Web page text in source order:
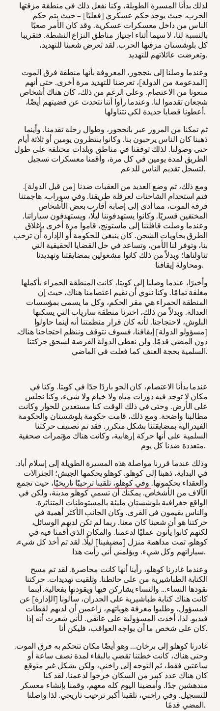
لذلك بدأنا المسيرة الطويلة، وكنا نفعل ذلك في منطقة مزقتها
الحرب، حيث يوجد حكم عسكري [فعليًا] – حيث يتم حكم
الناس من داخل معسكرات عسكرية. وقد كان الأمر صعبًا
بالنسبة لنا، لا سيما أثناء اجتياز مناطق النزاع النشطة. فتقريبا
كل بلوشستان مزقتها الحرب. لقد تعرض شعبنا للتهديد،
وتعرضت عائلاتهم للتهديد.
وعندما وصلنا إلى بنججور، المعروفة بأنها منطقة فرق الموت
[المدعومة من الدولة]، تعرضنا للتهديد مرة أخرى. حتى أنهم
منعونا من الاعتصام. وعلى الرغم من ذلك، كان هناك أشخاص
شجعان تقدموا لنا. وعندما رأوا أننا نتحدث عن قضيتهم أيضًا،
أعطونا قضايا جديدة لكي نتناولها.
ثم تمكنا من المرور عبر بانججور، وطوال رحلة تقدمنا. وأينما
ذهبنا كان الناس يرحبون بنا. وكانوا ينتظرون يومين أو ثلاثة أيام
حتى وصولنا. لذلك توقفنا في مناطق وبلدات مختلفة على طول
الطريق لمدة يومين في كل مرة، وأقمنا معسكرات تسجيل
لتسجل تقديم الناس للدعم.
ومع ذلك، تم وضع العديد من العقبات ضدنا [من قبل الدولة].
فتم استخدام الشاحنات لعرقلة طريقنا. وفي سوراب، هاجمتنا
فرقة الموت، مما أدى إلى إصابة أقارب بعض الأشخاص
المختفين قسريًا. وكانوا يستهدفوننا ليلًا، ويستهدفون سياراتنا.
وعندما وصلت قافلتنا إلى ماستونج، قاموا مرة أخرى بإغلاق
الطرق بحاويات الشحن. كان ينبغي للحكومة أو الإدارة أن ترحب
بنا، وتوفر لنا الأمن، وتساعد في حل القضايا الحقيقية التي
تناولناها؛ وبدلاً من ذلك كانوا مشغولين بمضايقتنا وتهديدنا
ومحاولة إيقافنا.
وأخيرًا، عندما وصلنا إلى كويتا، كانت المنطقة الحمراء بأكملها
مغلقة تمامًا. وكنا ننوي أن نقيم اعتصامنا هناك، حيث إن
المنطقة الحمراء هي مقر الحكم، وكل ما يسمى بمؤسسات
العدالة. وبدلاً من ذلك، اخترنا منطقة سارياب التي يسكنها
البلوش، لاحتجاجنا. لأنه كان قرار منظمتنا أنه أينما حاولوا
[مسؤولو الدولة] إيقافنا، فسوف نتوقف وننظم احتجاجنا هناك،
دون المضي قدمًا. ولن نعطي الدولة الفرصة لسحق حركتنا
السلمية بحجة العنف كما فعلت في الماضي.
عندما بدأنا الاعتصام، كان الجو باردًا جدًا في كويتا. وكنا في
مكان لا توجد فيه دورات مياه ولا خيام ولا شيء، وكنا نجلس
على الأرض. وحتى في ذلك الوقت كنا مستعدين للحوار وكانت
مطالبنا واضحة. ومع ذلك، قامت حكومة بلوشستان والحكومة
الفيدرالية بمضايقتنا بشكل متكرر. فقد تم تصنيف حركتنا
السلمية على أنها حركة إرهابية، وكانت هناك مؤتمرات صحفية
متعددة ضدنا كل يوم.
وذلك عندما قررنا مواصلة هذه المسيرة الطويلة إلى إسلام أباد.
في البداية، ذهبنا إلى كوهلو. كوهلو يحكمها الجيش؛ الجنرالات
والعقداء يحكمونها. وفي كوهلو، تلقينا ترحيبًا تاريخيًا، حيث تجمع
الآلاف من الأشخاص. يمكنك أن تسمي كوهلو مدينة، ولكن في
الواقع جغرافية بلوشستان مليئة بالمستوطنات المتناثرة.
والناس يقيمون في القرى. وكان الجانب الأكثر أهمية في
حركتنا هو أن شعبنا كان معنا. ربما لم تكن لديهم الوسائل،
لكنهم كانوا يأتون عمليًا لدعمنا. والمكان الذي أقمنا فيه في
كوهلو، تمت مداهمة منزل [مضيفينا] ليلًا. لقد تم أخذ كل شيء،
سياراتهم وكل شيء. ويؤلمني أني رأيت هذا.
وعندما غادرنا كوهلو، رأينا أنها كانت محاصرة. لقد تم مسح
الكتابة الطباشيرية من على حائطنا. وتلقيت تهديدات. حركتنا
تقودها النساء... والنساء يشاركن فيها ويقودنها بفعالية. أينما
كانت هناك كتابة طباشيرية على الجدران، سألونا [الإدارة] عن
المسؤول، وطلبوا معرفة هوياتهم، زاعمين أن لديهم لقطات
فيديو. لذا، أخذت المسؤولية على عاتقي. لأني شعرت أنه إذا
كان على شخص ما أن يواجه العواقب، فليكن أنا.
غادرنا كوهلو إلى برخان... وهو أيضًا مكان تتحكم به فرق الموت.
وحتى هناك، كانت خطتنا تقضي بالبقاء لمدة نصف ساعة أو
ساعتين فقط، ثم التوجه إلى راخني، ولكن بشكل غير متوقع
كان هناك عدد كبير من السكان خرجوا لدعمنا. لقد كنا
مندهشين جدًا. وأمضينا اليوم كله معهم، وقمنا بإنشاء معسكر
للتسجيل. وفي راخني، تلقينا أكبر ترحيب تاريخي. لذا واصلنا
المضي قدمًا.